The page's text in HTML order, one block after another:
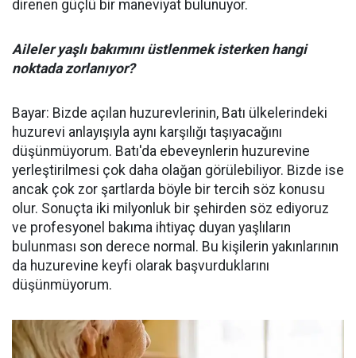
direnen güçlü bir maneviyat bulunuyor.
Aileler yaşlı bakımını üstlenmek isterken hangi
noktada zorlanıyor?
Bayar: Bizde açılan huzurevlerinin, Batı ülkelerindeki
huzurevi anlayışıyla aynı karşılığı taşıyacağını
düşünmüyorum. Batı'da ebeveynlerin huzurevine
yerleştirilmesi çok daha olağan görülebiliyor. Bizde ise
ancak çok zor şartlarda böyle bir tercih söz konusu
olur. Sonuçta iki milyonluk bir şehirden söz ediyoruz
ve profesyonel bakıma ihtiyaç duyan yaşlıların
bulunması son derece normal. Bu kişilerin yakınlarının
da huzurevine keyfi olarak başvurduklarını
düşünmüyorum.